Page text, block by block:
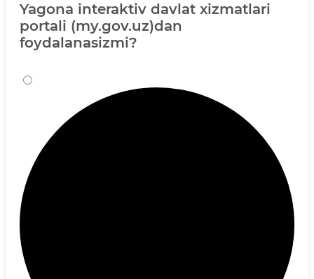
Yagona interaktiv davlat xizmatlari
portali (my.gov.uz)dan
foydalanasizmi?